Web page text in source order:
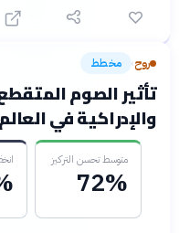
روح› مخطط
تأثير الصوم
والإدراكية في العالم
متوسط تحسن التركيز
72%